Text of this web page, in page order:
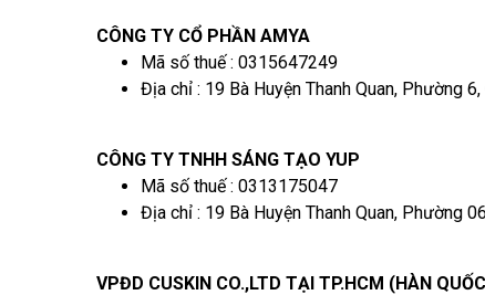
CÔNG TY CỔ PHẦN AMYA
Mã số thuế : 0315647249
Địa chỉ : 19 Bà Huyện Thanh Quan, Phường
CÔNG TY TNHH SÁNG TẠO YUP
Mã số thuế : 0313175047
Địa chỉ : 19 Bà Huyện Thanh Quan, Phường
VPĐD CUSKIN CO.,LTD TẠI TP.HCM (HÀN